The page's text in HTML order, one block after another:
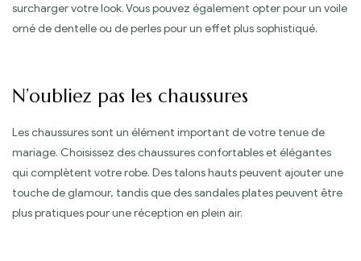
surcharger votre look. Vous pouvez également opter pour un voile
orné de dentelle ou de perles pour un effet plus sophistiqué.
N’oubliez pas les chaussures
Les chaussures sont un élément important de votre tenue de
mariage. Choisissez des chaussures confortables et élégantes
qui complètent votre robe. Des talons hauts peuvent ajouter une
touche de glamour, tandis que des sandales plates peuvent être
plus pratiques pour une réception en plein air.